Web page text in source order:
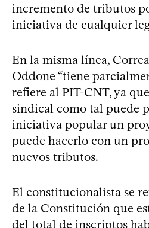
incremento de tributos
iniciativa de cualquier
En la misma línea,
Oddone “tiene
refiere al PIT-CNT, ya
sindical como tal puede
iniciativa popular un
puede hacerlo con un
nuevos tributos.
El constitucionalista se
de la Constitución que
del total de inscriptos